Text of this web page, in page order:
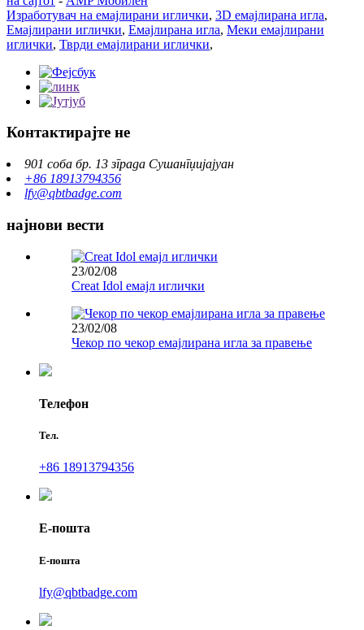
Изработувач на емајлирани иглички, 3D емајлирана игла,
Емајлирани иглички, Емајлирана игла, Меки емајлирани
иглички, Тврди емајлирани иглички,
Контактирајте не
901 соба бр. 13 зграда Сушангџијајуан
+86 18913794356
lfy@qbtbadge.com
најнови вести
23/02/08
Creat Idol емајл иглички
23/02/08
Чекор по чекор емајлирана игла за правење
Телефон
Тел.
+86 18913794356
Е-пошта
Е-пошта
lfy@qbtbadge.com